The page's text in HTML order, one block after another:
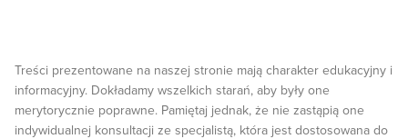
Treści prezentowane na naszej stronie mają charakter edukacyjny i
informacyjny. Dokładamy wszelkich starań, aby były one
merytorycznie poprawne. Pamiętaj jednak, że nie zastąpią one
indywidualnej konsultacji ze specjalistą, która jest dostosowana do